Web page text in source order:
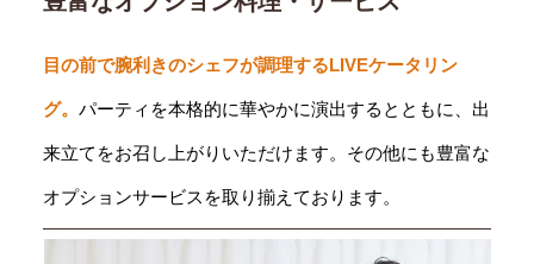
目の前で腕利きのシェフが調理するLIVEケータリン
グ。 パーティを本格的に華やかに演出するとともに、出
来立てをお召し上がりいただけます。その他にも豊富な
オプションサービスを取り揃えております。